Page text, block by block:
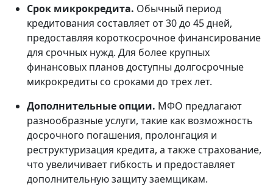
Срок микрокредита. Обычный период
кредитования составляет от 30 до 45 дней,
предоставляя короткосрочное финансирование
для срочных нужд. Для более крупных
финансовых планов доступны долгосрочные
микрокредиты со сроками до трех лет.
Дополнительные опции. МФО предлагают
разнообразные услуги, такие как возможность
досрочного погашения, пролонгация и
реструктуризация кредита, а также страхование,
что увеличивает гибкость и предоставляет
дополнительную защиту заемщикам.